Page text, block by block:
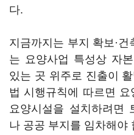
다.
지금까지는 부지 확보·건
는 요양사업 특성상 자
있는 곳 위주로 진출이
법 시행규칙에 따르면
요양시설을 설치하려면
나 공공 부지를 임차해야